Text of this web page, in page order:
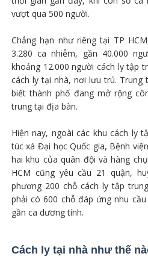
vượt qua 500 người.
Chẳng hạn như riêng tại TP
3.280 ca nhiễm, gần 40.000
khoảng 12.000 người cách ly tập
cách ly tại nhà, nơi lưu trú.
biết thành phố đang mở rộng
trung tại địa bàn.
Hiện nay, ngoài các khu cách ly
túc xá Đại học Quốc gia, Bệnh
hai khu của quân đội và hàng
HCM cũng yêu cầu 21 quận,
phương 200 chỗ cách ly tập
phải có 600 chỗ đáp ứng nhu
gần ca dương tính.
Cách ly tại nhà như thế